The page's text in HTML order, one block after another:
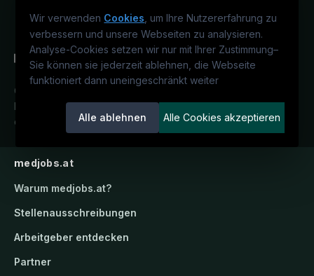
Wir verwenden Cookies , um Ihre Nutzererfahrung zu
verbessern und unsere Webseiten zu analysieren.
Analyse-Cookies setzen wir nur mit Ihrer Zustimmung–
Sie können sie jederzeit ablehnen, die Webseite
funktioniert dann uneingeschränkt weiter
Alle ablehnen Alle Cookies akzeptieren
Österreichs medizinisches
Karriereportal.Ein Service der
candidatis GmbH.
medjobs.at
Warum medjobs.at?
Stellenausschreibungen
Arbeitgeber entdecken
Partner